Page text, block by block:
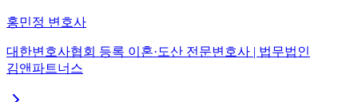
홍민정 변호사
대한변호사협회 등록 이혼·도산 전문변호사 | 법무법인
김앤파트너스